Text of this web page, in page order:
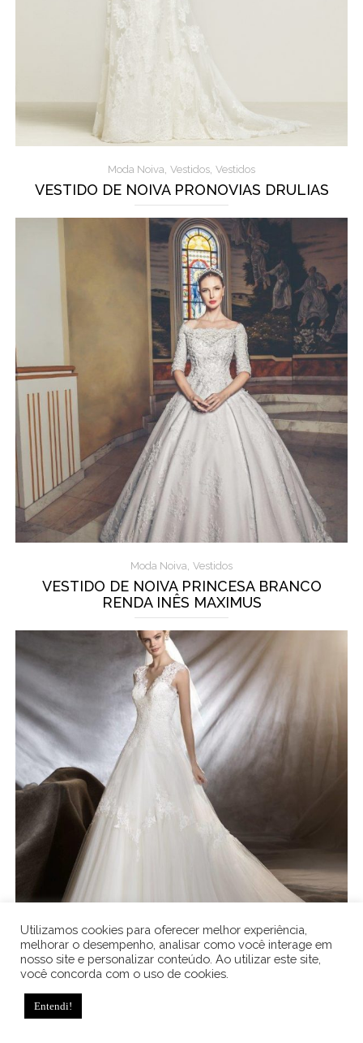
Moda Noiva, Vestidos, Vestidos
VESTIDO DE NOIVA PRONOVIAS DRULIAS
Moda Noiva, Vestidos
VESTIDO DE NOIVA PRINCESA BRANCO
RENDA INÊS MAXIMUS
Moda Noiva,Vestidos
VESTIDO DE NOIVA TRADICIONAL BRANCO
Utilizamos cookies para oferecer melhor experiência,
melhorar o desempenho, analisar como você interage em
nosso site e personalizar conteúdo. Ao utilizar este site,
você concorda com o uso de cookies.
Entendi!